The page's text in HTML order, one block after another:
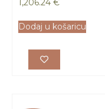
1,206.24 €
Dodaj u košaricu